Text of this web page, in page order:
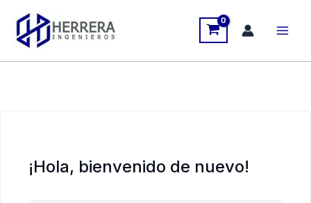
contenido
¡Hola, bienvenido de nuevo!